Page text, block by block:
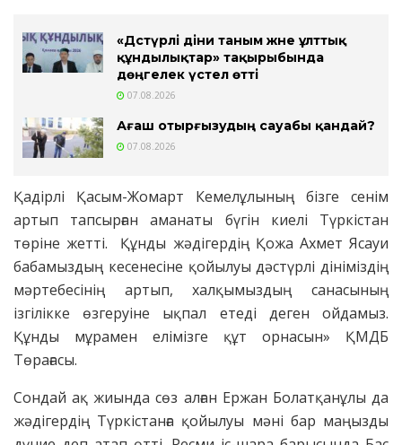
«Дәстүрлі діни таным және ұлттық
құндылықтар» тақырыбында
дөңгелек үстел өтті
07.08.2026
Ағаш отырғызудың сауабы қандай?
07.08.2026
Қадірлі Қасым-Жомарт Кемелұлының бізге сенім
артып тапсырған аманаты бүгін киелі Түркістан
төріне жетті. Құнды жәдігердің Қожа Ахмет Ясауи
бабамыздың кесенесіне қойылуы дәстүрлі дініміздің
мәртебесінің артып, халқымыздың санасының
ізгілікке өзгеруіне ықпал етеді деген ойдамыз.
Құнды мұрамен елімізге құт орнасын» ҚМДБ
Төрағасы.
Сондай ақ жиында сөз алған Ержан Болатқанұлы да
жәдігердің Түркістанға қойылуы мәні бар маңызды